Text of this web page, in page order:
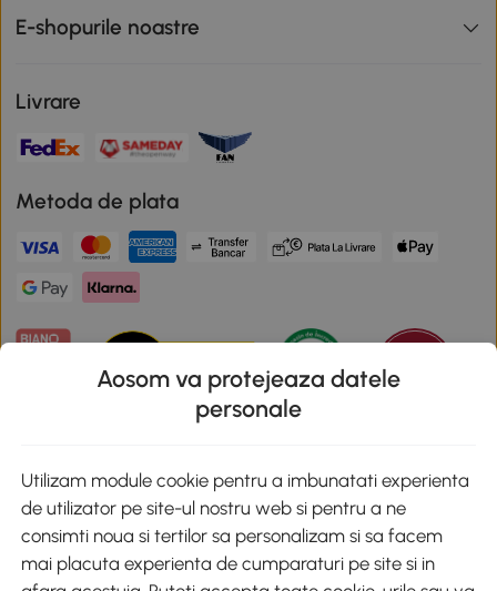
E-shopurile noastre
Livrare
Metoda de plata
Descarca aplicatia Aosom
Google Play
Aosom va protejeaza datele
personale
Utilizam module cookie pentru a imbunatati experienta
de utilizator pe site-ul nostru web si pentru a ne
consimti noua si tertilor sa personalizam si sa facem
mai placuta experienta de cumparaturi pe site si in